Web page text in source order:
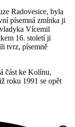
Radovesice, byla
písemná zmínka ji
Vícemil
16. století ji
tvrz, písemně
část ke Kolínu,
roku 1991 se opět